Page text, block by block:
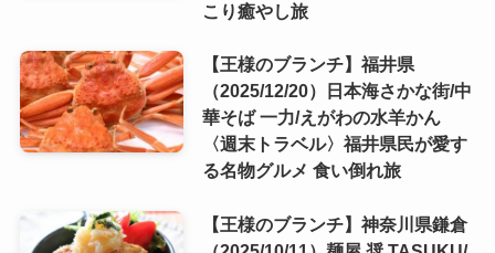
こり癒やし旅
【王様のブランチ】福井県
（2025/12/20）日本海さかな街/中
華そば 一力/えがわの水羊かん
〈週末トラベル〉福井県民が愛す
る名物グルメ 食い倒れ旅
【王様のブランチ】神奈川県鎌倉